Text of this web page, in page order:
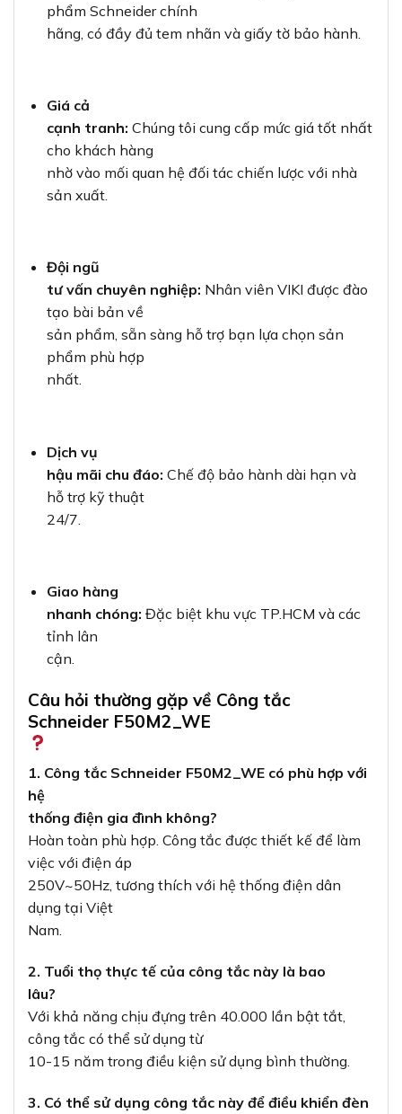
phẩm Schneider chính
hãng, có đầy đủ tem nhãn và giấy tờ bảo hành.
Giá cả
cạnh tranh: Chúng tôi cung cấp mức giá tốt nhất
cho khách hàng
nhờ vào mối quan hệ đối tác chiến lược với nhà
sản xuất.
Đội ngũ
tư vấn chuyên nghiệp: Nhân viên VIKI được đào
tạo bài bản về
sản phẩm, sẵn sàng hỗ trợ bạn lựa chọn sản
phẩm phù hợp
nhất.
Dịch vụ
hậu mãi chu đáo: Chế độ bảo hành dài hạn và
hỗ trợ kỹ thuật
24/7.
Giao hàng
nhanh chóng: Đặc biệt khu vực TP.HCM và các
tỉnh lân
cận.
Câu hỏi thường gặp về Công tắc
Schneider F50M2_WE
1. Công tắc Schneider F50M2_WE có phù hợp với
hệ
thống điện gia đình không?
Hoàn toàn phù hợp. Công tắc được thiết kế để làm
việc với điện áp
250V~50Hz, tương thích với hệ thống điện dân
dụng tại Việt
Nam.
2. Tuổi thọ thực tế của công tắc này là bao
lâu?
Với khả năng chịu đựng trên 40.000 lần bật tắt,
công tắc có thể sử dụng từ
10-15 năm trong điều kiện sử dụng bình thường.
3. Có thể sử dụng công tắc này để điều khiển đèn